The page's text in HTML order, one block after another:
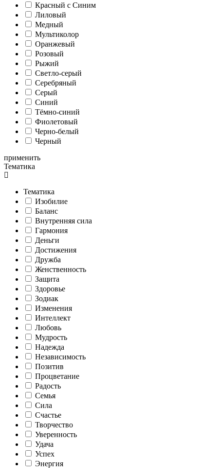
Красный с Синим
Лиловый
Медный
Мультиколор
Оранжевый
Розовый
Рыжий
Светло-серый
Серебряный
Серый
Синий
Тёмно-синий
Фиолетовый
Черно-белый
Черный
применить
Тематика
Тематика
Изобилие
Баланс
Внутренняя сила
Гармония
Деньги
Достижения
Дружба
Женственность
Защита
Здоровье
Зодиак
Изменения
Интеллект
Любовь
Мудрость
Надежда
Независимость
Позитив
Процветание
Радость
Семья
Сила
Счастье
Творчество
Уверенность
Удача
Успех
Энергия